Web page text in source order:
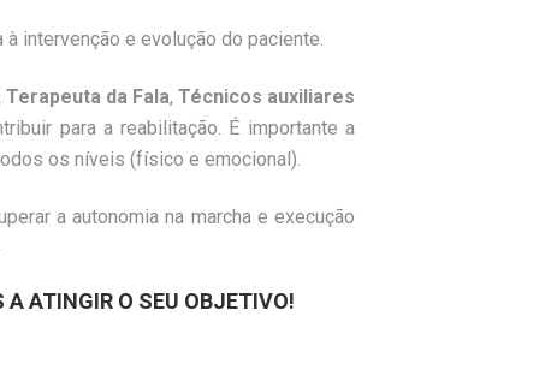
intervenção e evolução do paciente.
Terapeuta da Fala, Técnicos auxiliares
para a reabilitação. É importante a
os níveis (físico e emocional).
a autonomia na marcha e execução
A ATINGIR O SEU OBJETIVO!